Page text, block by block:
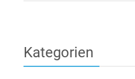
Kategorien